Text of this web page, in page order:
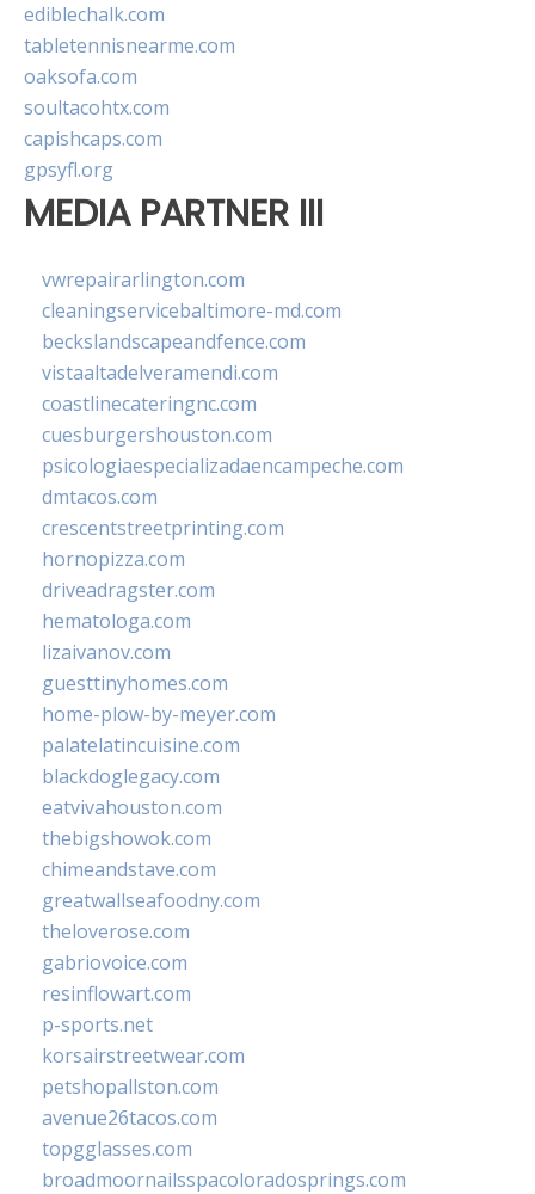
ediblechalk.com
tabletennisnearme.com
oaksofa.com
soultacohtx.com
capishcaps.com
gpsyfl.org
MEDIA PARTNER III
vwrepairarlington.com
cleaningservicebaltimore-md.com
beckslandscapeandfence.com
vistaaltadelveramendi.com
coastlinecateringnc.com
cuesburgershouston.com
psicologiaespecializadaencampeche.com
dmtacos.com
crescentstreetprinting.com
hornopizza.com
driveadragster.com
hematologa.com
lizaivanov.com
guesttinyhomes.com
home-plow-by-meyer.com
palatelatincuisine.com
blackdoglegacy.com
eatvivahouston.com
thebigshowok.com
chimeandstave.com
greatwallseafoodny.com
theloverose.com
gabriovoice.com
resinflowart.com
p-sports.net
korsairstreetwear.com
petshopallston.com
avenue26tacos.com
topgglasses.com
broadmoornailsspacoloradosprings.com